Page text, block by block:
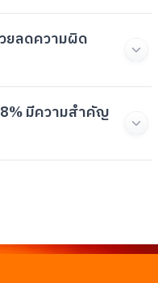
ยลดความผิด
มีความสำคัญ